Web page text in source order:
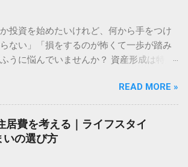
か投資を始めたいけれど、何から手をつけ
ない」「損をするのが怖くて一歩が踏み
うに悩んでいませんか？ 資産形成は特別
し、自分に合ったペースで長く続けること
、資産形成をこれから始める方に向け
の基礎知識と、無理なく続けるための考
解説します。 資産運用はなぜ必要なのか
けで十分ではないの？」と考えがちです
産運用は、豊かな生活を送るための「守
READ MORE »
居費を考える｜ライフスタイ
いの選び方